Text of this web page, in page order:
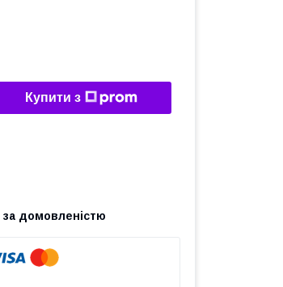
Купити з
за домовленістю